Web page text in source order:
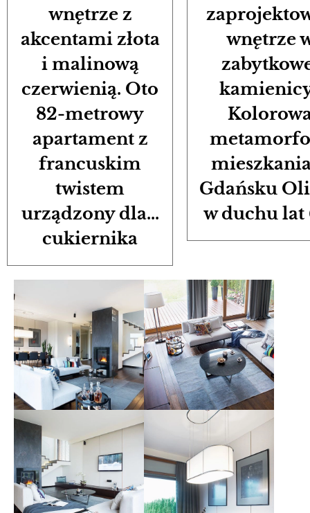
wnętrze z
akcentami złota
i malinową
czerwienią. Oto
82-metrowy
apartament z
francuskim
twistem
urządzony dla...
cukiernika
wnętrze
Gdańsku
w duchu lat